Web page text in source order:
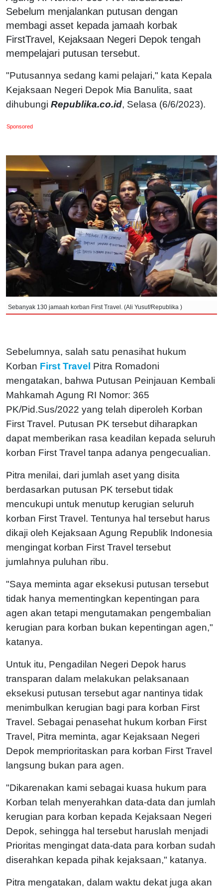
Sebelum menjalankan putusan dengan
membagi asset kepada jamaah korbak
FirstTravel, Kejaksaan Negeri Depok tengah
mempelajari putusan tersebut.
"Putusannya sedang kami pelajari," kata Kepala
Kejaksaan Negeri Depok Mia Banulita, saat
dihubungi Republika.co.id, Selasa (6/6/2023).
Sponsored
Sebanyak 130 jamaah korban First Travel. (Ali Yusuf/Republika )
Sebelumnya, salah satu penasihat hukum
Korban First Travel Pitra Romadoni
mengatakan, bahwa Putusan Peinjauan Kembali
Mahkamah Agung RI Nomor: 365
PK/Pid.Sus/2022 yang telah diperoleh Korban
First Travel. Putusan PK tersebut diharapkan
dapat memberikan rasa keadilan kepada seluruh
korban First Travel tanpa adanya pengecualian.
Pitra menilai, dari jumlah aset yang disita
berdasarkan putusan PK tersebut tidak
mencukupi untuk menutup kerugian seluruh
korban First Travel. Tentunya hal tersebut harus
dikaji oleh Kejaksaan Agung Republik Indonesia
mengingat korban First Travel tersebut
jumlahnya puluhan ribu.
"Saya meminta agar eksekusi putusan tersebut
tidak hanya mementingkan kepentingan para
agen akan tetapi mengutamakan pengembalian
kerugian para korban bukan kepentingan agen,"
katanya.
Untuk itu, Pengadilan Negeri Depok harus
transparan dalam melakukan pelaksanaan
eksekusi putusan tersebut agar nantinya tidak
menimbulkan kerugian bagi para korban First
Travel. Sebagai penasehat hukum korban First
Travel, Pitra meminta, agar Kejaksaan Negeri
Depok memprioritaskan para korban First Travel
langsung bukan para agen.
"Dikarenakan kami sebagai kuasa hukum para
Korban telah menyerahkan data-data dan jumlah
kerugian para korban kepada Kejaksaan Negeri
Depok, sehingga hal tersebut haruslah menjadi
Prioritas mengingat data-data para korban sudah
diserahkan kepada pihak kejaksaan," katanya.
Pitra mengatakan, dalam waktu dekat juga akan